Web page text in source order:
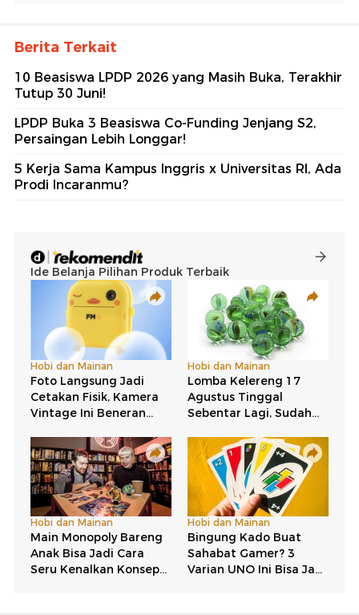
Berita Terkait
10 Beasiswa LPDP 2026 yang Masih Buka, Terakhir
Tutup 30 Juni!
LPDP Buka 3 Beasiswa Co-Funding Jenjang S2,
Persaingan Lebih Longgar!
5 Kerja Sama Kampus Inggris x Universitas RI, Ada
Prodi Incaranmu?